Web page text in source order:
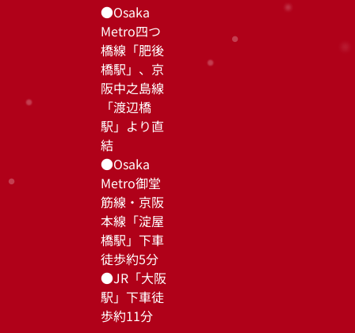
●Osaka
Metro四つ
橋線「肥後
橋駅」、京
阪中之島線
「渡辺橋
駅」より直
結
●Osaka
Metro御堂
筋線・京阪
本線「淀屋
橋駅」下車
徒歩約5分
●JR「大阪
駅」下車徒
歩約11分